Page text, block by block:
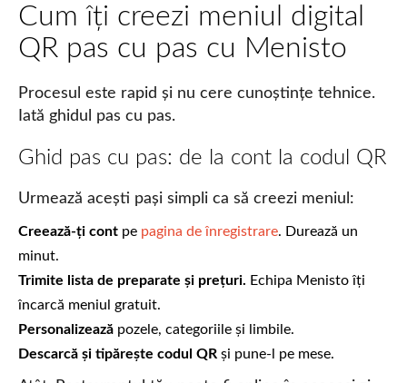
Cum îți creezi meniul digital
QR pas cu pas cu Menisto
Procesul este rapid și nu cere cunoștințe tehnice.
Iată ghidul pas cu pas.
Ghid pas cu pas: de la cont la codul QR
Urmează acești pași simpli ca să creezi meniul:
Creează-ți cont pe pagina de înregistrare. Durează un
minut.
Trimite lista de preparate și prețuri. Echipa Menisto îți
încarcă meniul gratuit.
Personalizează pozele, categoriile și limbile.
Descarcă și tipărește codul QR și pune-l pe mese.